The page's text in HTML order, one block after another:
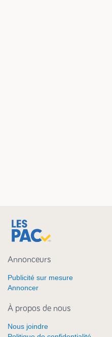
Annonceurs
Publicité sur mesure
Annoncer
À propos de nous
Nous joindre